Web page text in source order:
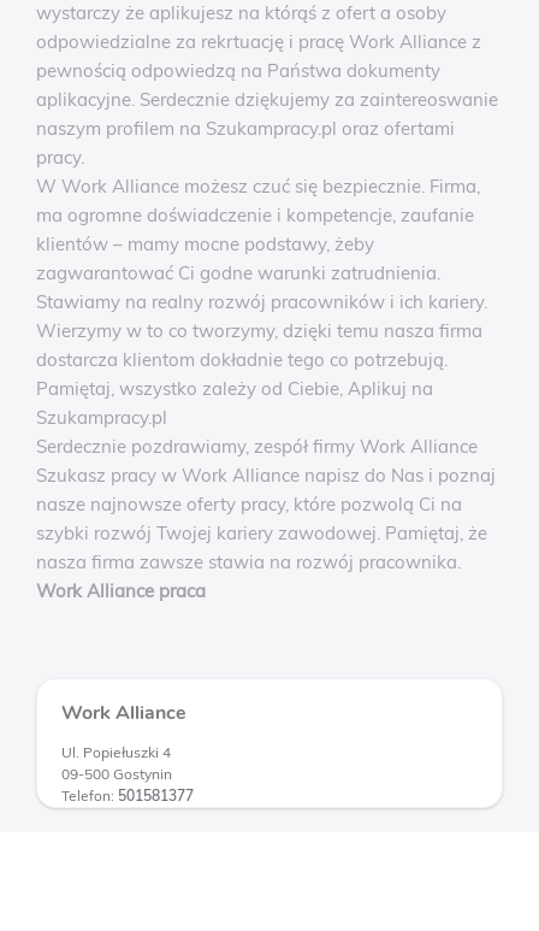
wystarczy że aplikujesz na którąś z ofert a osoby
odpowiedzialne za rekrtuację i pracę Work Alliance z
pewnością odpowiedzą na Państwa dokumenty
aplikacyjne. Serdecznie dziękujemy za zaintereoswanie
naszym profilem na Szukampracy.pl oraz ofertami
pracy.
W Work Alliance możesz czuć się bezpiecznie. Firma,
ma ogromne doświadczenie i kompetencje, zaufanie
klientów – mamy mocne podstawy, żeby
zagwarantować Ci godne warunki zatrudnienia.
Stawiamy na realny rozwój pracowników i ich kariery.
Wierzymy w to co tworzymy, dzięki temu nasza firma
dostarcza klientom dokładnie tego co potrzebują.
Pamiętaj, wszystko zależy od Ciebie, Aplikuj na
Szukampracy.pl
Serdecznie pozdrawiamy, zespół firmy Work Alliance
Szukasz pracy w Work Alliance napisz do Nas i poznaj
nasze najnowsze oferty pracy, które pozwolą Ci na
szybki rozwój Twojej kariery zawodowej. Pamiętaj, że
nasza firma zawsze stawia na rozwój pracownika.
Work Alliance praca
Work Alliance
Ul. Popiełuszki 4
09-500 Gostynin
Telefon: 501581377